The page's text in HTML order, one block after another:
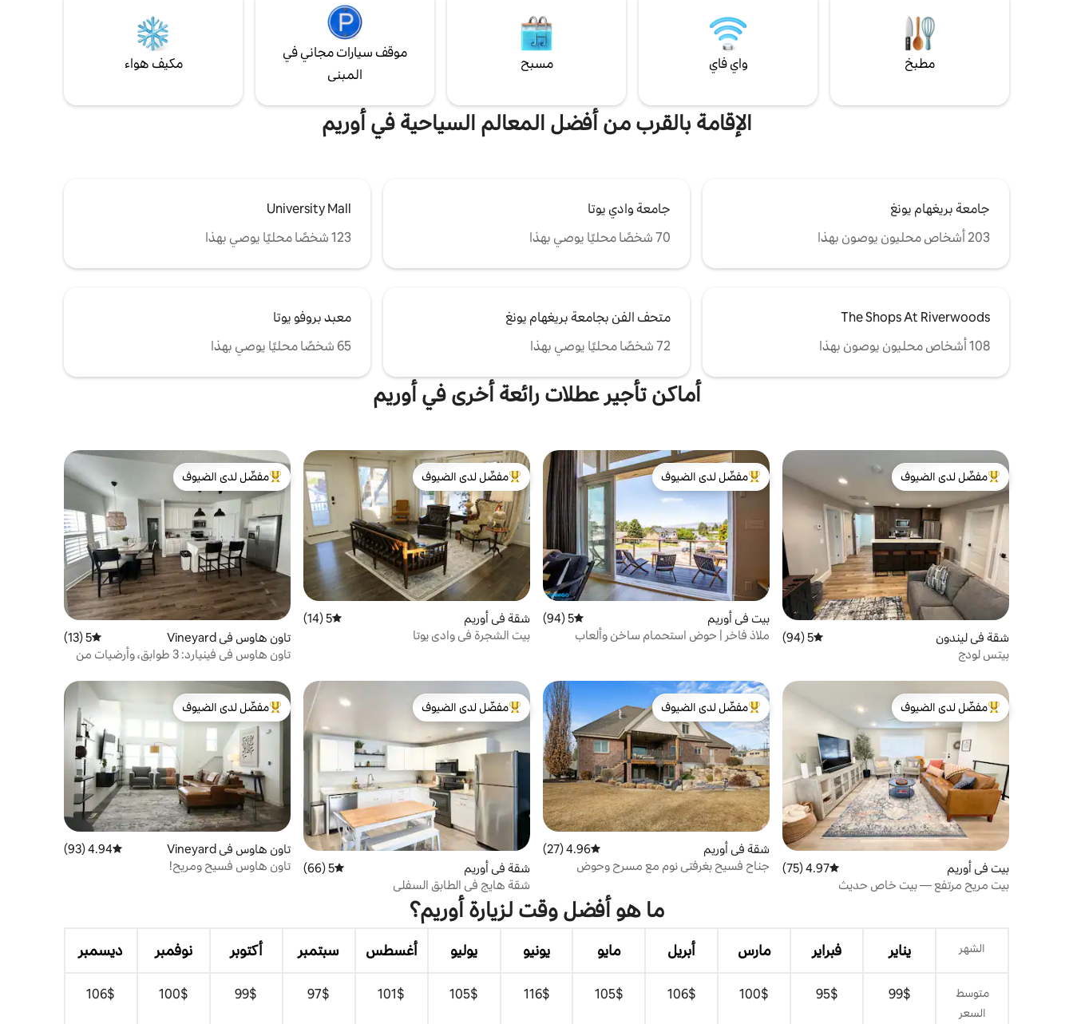
ممنوع التدخين.
خدمات البث الشهيرة.
مطبخ واي فاي مسبح
موقف سيارات مجاني في
المبنى
مكيف هواء
الإقامة بالقرب من أفضل المعالم السياحية في أوريم
جامعة بريغهام يونغ
203 أشخاص محليون يوصون بهذا
جامعة وادي يوتا
70 شخصًا محليًا يوصي بهذا
University Mall
123 شخصًا محليًا يوصي بهذا
The Shops At Riverwoods
108 أشخاص محليون يوصون بهذا
متحف الفن بجامعة بريغهام يونغ
72 شخصًا محليًا يوصي بهذا
معبد بروفو يوتا
65 شخصًا محليًا يوصي بهذا
أماكن تأجير عطلات رائعة أخرى في أوريم
من أبرز البيوت المفضّلة لدى الضيوف
مفضّل لدى الضيوف
شقة في ليندون متوسط التقييم 5 من 5، 94 مراجعات
5 (94)
بيتس لودج
من أبرز البيوت المفضّلة لدى الضيوف
مفضّل لدى الضيوف
بيت في أوريم متوسط التقييم 5 من 5، 94 مراجعات
5 (94)
ملاذ فاخر | حوض استحمام ساخن وألعاب
من أبرز البيوت المفضّلة لدى الضيوف
مفضّل لدى الضيوف
شقة في أوريم متوسط التقييم 5 من 5، 14 مراجعات
5 (14)
بيت الشجرة في وادي يوتا
من أبرز البيوت المفضّلة لدى الضيوف
مفضّل لدى الضيوف
تاون هاوس في Vineyard متوسط التقييم 5 من 5، 13 مراجعات
5 (13)
تاون هاوس في فينيارد: 3 طوابق، وأرضيات من
من أبرز البيوت المفضّلة لدى الضيوف
مفضّل لدى الضيوف
بيت في أوريم متوسط التقييم 4.97 من 5، 75 مراجعات
4.97 (75)
بيت مريح مرتفع — بيت خاص حديث
من أبرز البيوت المفضّلة لدى الضيوف
مفضّل لدى الضيوف
شقة في أوريم متوسط التقييم 4.96 من 5، 27 مراجعات
4.96 (27)
جناح فسيح بغرفتي نوم مع مسرح وحوض
من أبرز البيوت المفضّلة لدى الضيوف
مفضّل لدى الضيوف
شقة في أوريم متوسط التقييم 5 من 5، 66 مراجعات
5 (66)
شقة هايج في الطابق السفلي
من أبرز البيوت المفضّلة لدى الضيوف
مفضّل لدى الضيوف
تاون هاوس في Vineyard متوسط التقييم 4.94 من 5، 93 مراجعات
4.94 (93)
تاون هاوس فسيح ومريح!
ما هو أفضل وقت لزيارة أوريم؟
الشهر يناير فبراير مارس أبريل مايو يونيو يوليو أغسطس سبتمبر أكتوبر نوفمبر ديسمبر
متوسط
السعر
$‏99
$‏95
$‏100
$‏106
$‏105
$‏116
$‏105
$‏101
$‏97
$‏99
$‏100
$‏106